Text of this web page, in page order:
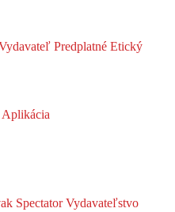
Predplatné Etický
Aplikácia
SpectatorVydavateľstvo